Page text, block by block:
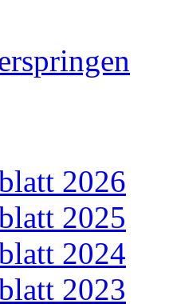
2026
2025
2024
2023